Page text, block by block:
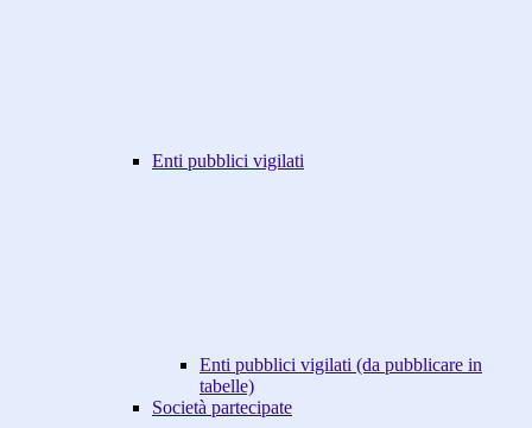
Enti pubblici vigilati
Enti pubblici vigilati (da pubblicare in
tabelle)
Società partecipate